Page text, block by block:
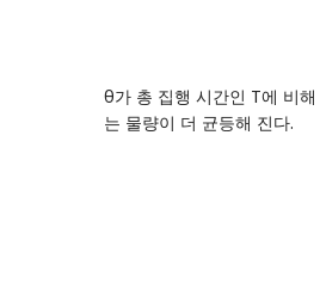
θ가 총 집행 시간인 T에 비
는 물량이 더 균등해 진다.